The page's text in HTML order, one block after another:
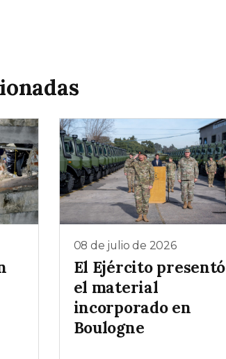
08 de julio de 2026
El Ejército presentó
el material
incorporado en
Boulogne